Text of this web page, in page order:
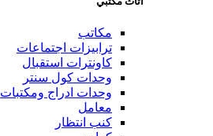
مكاتب
ترابيزات اجتماعات
كاونترات استقبال
وحدات كول سنتر
وحدات ادراج ومكتبات
معامل
كنب انتظار